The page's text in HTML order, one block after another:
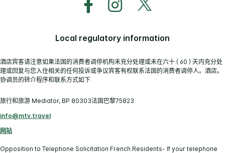
Local regulatory information
酒店宾客请注意如果法国的消费者调停机构未充分处理或未在六十 ( 60 ) 天内充分处
理或回复与您入住相关的任何投诉或争议宾客有权联系法国的消费者调停人。酒店。
协调员的转介程序和联系方式如下
旅行和旅游 Mediator, BP 80303法国巴黎75823
info@mtv.travel
网站
Opposition to Telephone Solicitation French Residents- If your telephone